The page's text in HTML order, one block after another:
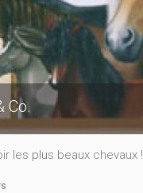
Co.
les plus beaux chevaux !